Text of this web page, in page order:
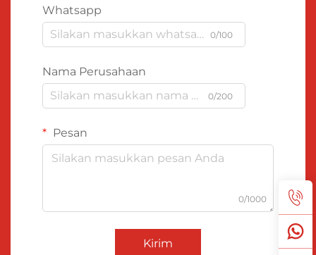
Whatsapp
0/100
Nama Perusahaan
0/200
Pesan
0/1000
Kirim